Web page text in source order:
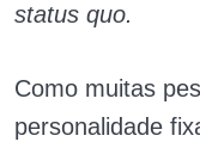
status quo.
Como muitas
personalidade